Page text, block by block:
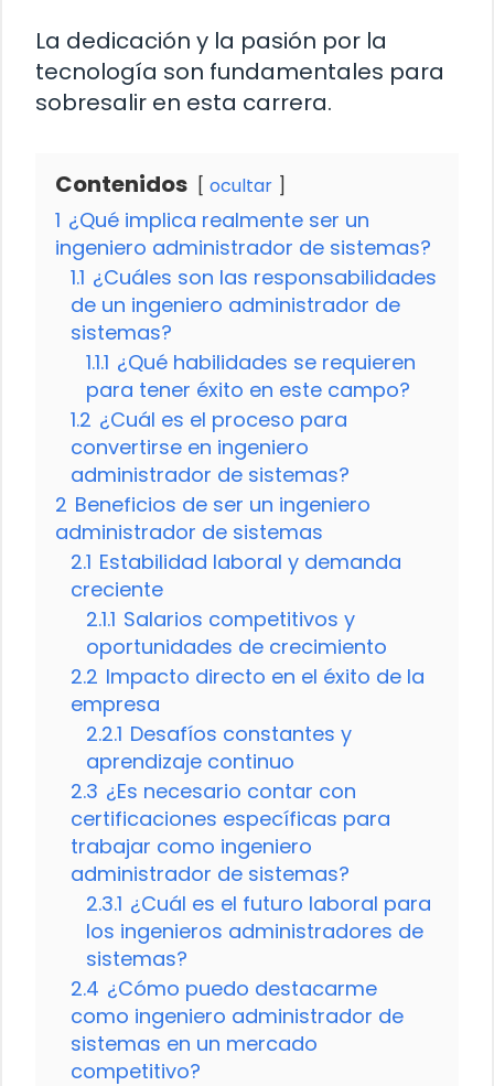
La dedicación y la pasión por la
tecnología son fundamentales para
sobresalir en esta carrera.
Contenidos ocultar
1 ¿Qué implica realmente ser un
ingeniero administrador de sistemas?
1.1 ¿Cuáles son las responsabilidades
de un ingeniero administrador de
sistemas?
1.1.1 ¿Qué habilidades se requieren
para tener éxito en este campo?
1.2 ¿Cuál es el proceso para
convertirse en ingeniero
administrador de sistemas?
2 Beneficios de ser un ingeniero
administrador de sistemas
2.1 Estabilidad laboral y demanda
creciente
2.1.1 Salarios competitivos y
oportunidades de crecimiento
2.2 Impacto directo en el éxito de la
empresa
2.2.1 Desafíos constantes y
aprendizaje continuo
2.3 ¿Es necesario contar con
certificaciones específicas para
trabajar como ingeniero
administrador de sistemas?
2.3.1 ¿Cuál es el futuro laboral para
los ingenieros administradores de
sistemas?
2.4 ¿Cómo puedo destacarme
como ingeniero administrador de
sistemas en un mercado
competitivo?